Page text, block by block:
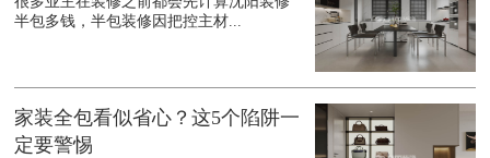
半包多钱，半包装修因把控主材...
家装全包看似省心？这5个陷阱一
定要警惕